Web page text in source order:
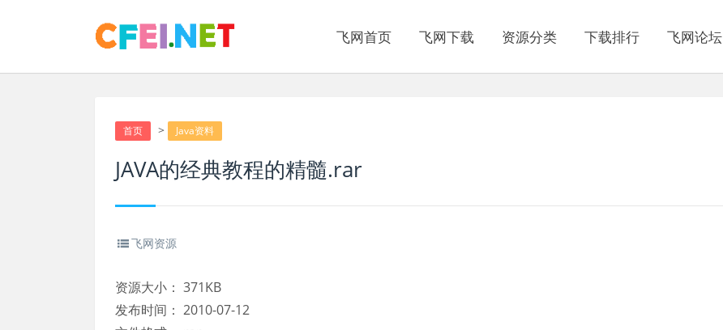
飞网首页 飞网下载 资源分类 下载排行 飞网论坛
首页 > Java资料
JAVA的经典教程的精髓.rar
飞网资源
资源大小： 371KB
发布时间： 2010-07-12